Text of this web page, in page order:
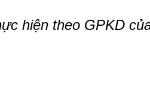
hiện theo GPKD